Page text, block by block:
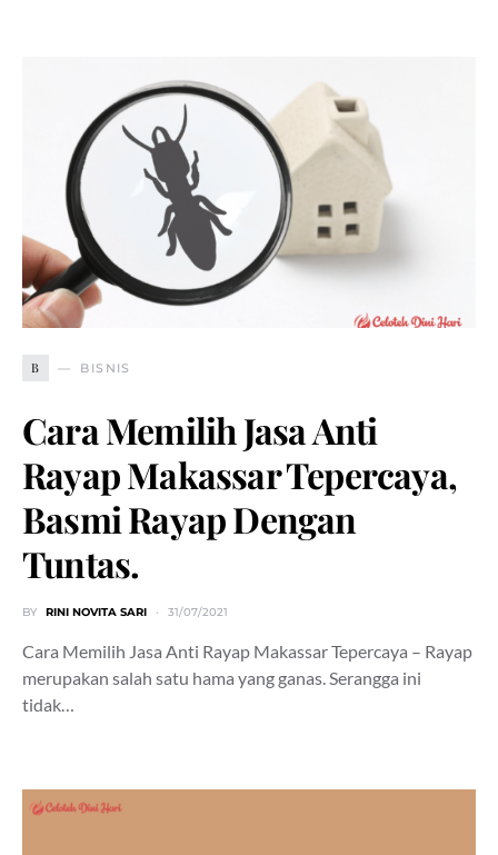
B BISNIS
Cara Memilih Jasa Anti
Rayap Makassar Tepercaya,
Basmi Rayap Dengan
Tuntas.
BY RINI NOVITA SARI 31/07/2021
Cara Memilih Jasa Anti Rayap Makassar Tepercaya – Rayap
merupakan salah satu hama yang ganas. Serangga ini
tidak…